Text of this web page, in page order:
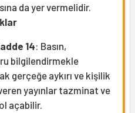
da yer vermelidir.
14: Basın,
bilgilendirmekle
gerçeğe aykırı ve kişilik
yayınlar tazminat ve
açabilir.